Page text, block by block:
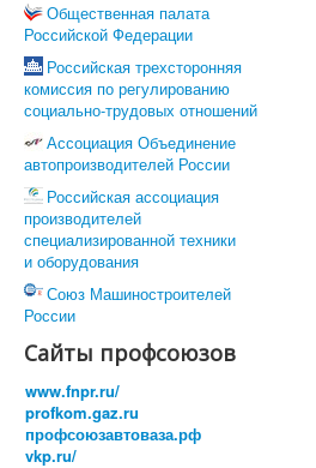
Коллективно-договорная
Обзор ситуации в отрасли
Динамика средней
Средняя заработная на
Профстандарты
Комиссия по социально-
Правовая защита
Законодательство
Проекты законов, НПА
Судебная практика
Практика правоприменения
Информационная работа
Международное сотрудничество
Организационная работа
Органы Профсоюза
Съезд Профсоюза
Председатель Профсоюза,
Профсоюза
ЦК Профсоюза
Президиум Профсоюза
Общественная палата
Российской Федерации
Российская трехсторонняя
комиссия по регулированию
социально-трудовых отношений
Ассоциация Объединение
автопроизводителей России
Российская ассоциация
производителей
специализированной техники
и оборудования
Союз Машиностроителей
России
Сайты профсоюзов
www.fnpr.ru/
profkom.gaz.ru
профсоюзавтоваза.рф
vkp.ru/